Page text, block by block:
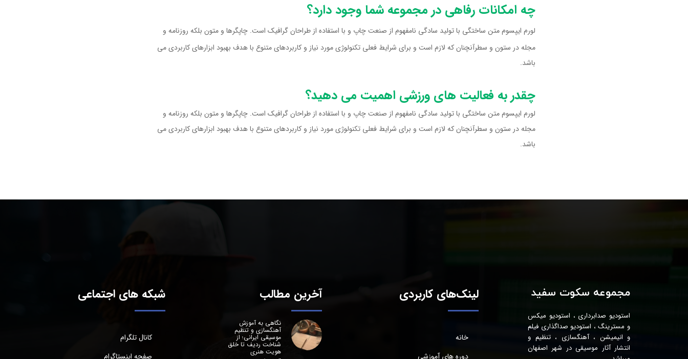
چه امکانات رفاهی در مجموعه شما وجود دارد؟
لورم ایپسوم متن ساختگی با تولید سادگی نامفهوم از صنعت چاپ و با استفاده از طراحان گرافیک است. چاپگرها و متون بلکه روزنامه و
مجله در ستون و سطرآنچنان که لازم است و برای شرایط فعلی تکنولوژی مورد نیاز و کاربردهای متنوع با هدف بهبود ابزارهای کاربردی می
باشد.
چقدر به فعالیت های ورزشی اهمیت می دهید؟
لورم ایپسوم متن ساختگی با تولید سادگی نامفهوم از صنعت چاپ و با استفاده از طراحان گرافیک است. چاپگرها و متون بلکه روزنامه و
مجله در ستون و سطرآنچنان که لازم است و برای شرایط فعلی تکنولوژی مورد نیاز و کاربردهای متنوع با هدف بهبود ابزارهای کاربردی می
باشد.
مجموعه سکوت سفید
استودیو صدابرداری ، استودیو میکس
و مسترینگ ، استودیو صداگذاری فیلم
و انیمیشن ، آهنگسازی ، تنظیم و
انتشار آثار موسیقی در شهر اصفهان
لینک‌های کاربردی
خانه
دوره های آموزشی
آخرین مطالب
نگاهی به آموزش
آهنگسازی و تنظیم
موسیقی ایرانی؛ از
شناخت ردیف تا خلق
هویت هنری
شبکه های اجتماعی
کانال تلگرام
صفحه اینستاگرام